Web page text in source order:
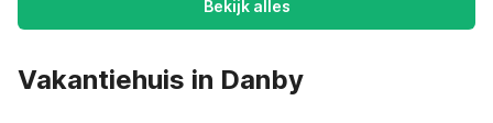
Bekijk alles
Vakantiehuis in Danby